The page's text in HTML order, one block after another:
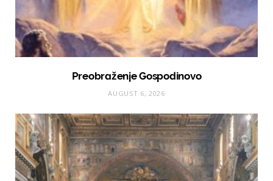
Preobraženje Gospodinovo
AUGUST 6, 2026